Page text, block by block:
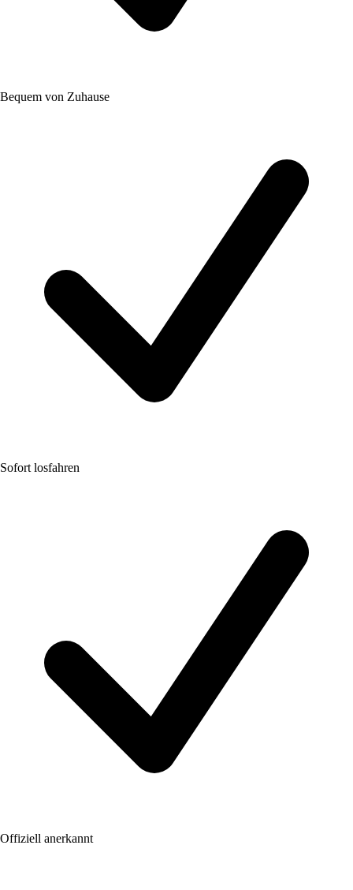
Bequem von Zuhause
Sofort losfahren
Offiziell anerkannt